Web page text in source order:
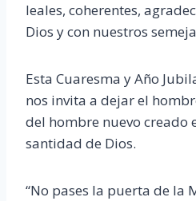
leales, coherentes,
Dios y con nuestros
Esta Cuaresma y Año
nos invita a dejar el
del hombre nuevo creado
santidad de Dios.
“No pases la puerta de la